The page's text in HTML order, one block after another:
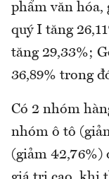
phẩm văn hóa,
quý I tăng
tăng 29,33%;
36,89% trong
Có 2 nhóm
nhóm ô tô
(giảm 42,76%)